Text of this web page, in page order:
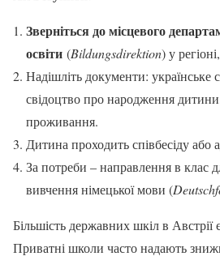
Зверніться до місцевого
освіти (Bildungsdirektion) у
Надішліть документи: українське
свідоцтво про народження
проживання.
Дитина проходить співбесіду або
За потреби – направлення в клас
вивчення німецької мови (
Більшість державних шкіл в
Приватні школи часто надають